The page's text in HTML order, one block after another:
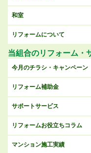
和室
リフォームについて
当組合のリフォーム・
今月のチラシ・キャンペーン
リフォーム補助金
サポートサービス
リフォームお役立ちコラム
マンション施工実績